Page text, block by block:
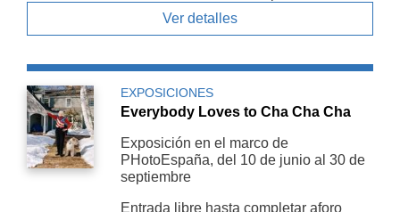
Ver detalles
EXPOSICIONES
Everybody Loves to Cha Cha Cha
Exposición en el marco de
PHotoEspaña, del 10 de junio al 30 de
septiembre
Entrada libre hasta completar aforo